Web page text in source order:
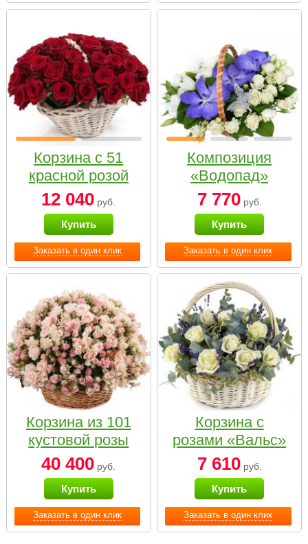
Заказать в один клик
Корзина с 51
красной розой
12 040 руб.
Купить
Заказать в один клик
Композиция
«Водопад»
7 770руб.
Купить
Заказать в один клик
Корзина из 101
кустовой розы
нежных тонов
40 400 руб.
Купить
Заказать в один клик
Корзина с
розами «Вальс»
7 610руб.
Купить